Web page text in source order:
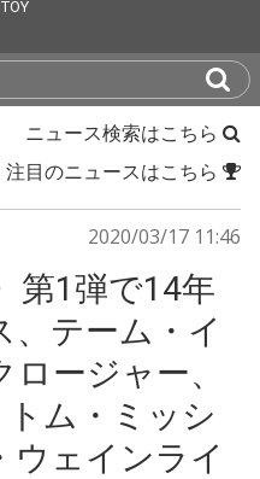
ニュース検索はこちら
注目のニュースはこちら
2020/03/17 11:46
第1弾で14年
テーム・イ
ージャー、
ム・ミッシ
ウェインライ